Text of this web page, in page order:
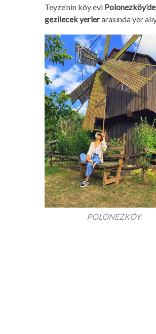
Teyze’nin köy evi Polonezköy’de
gezilecek yerlerarasında yer
POLONEZKÖY